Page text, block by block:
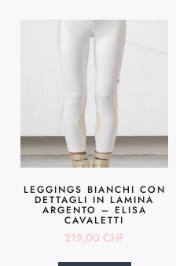
LEGGINGS BIANCHI CON
DETTAGLI IN LAMINA
ARGENTO – ELISA
CAVALETTI
219,00 CHF